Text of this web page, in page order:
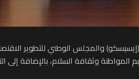
والمجلس الوطني للتطوير
وثقافة السلام، بالإضافة إلى